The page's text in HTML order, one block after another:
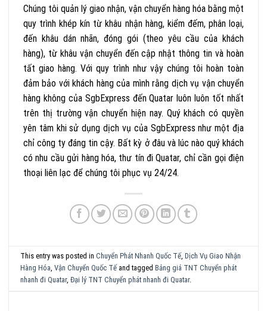
Chúng tôi quản lý giao nhận, vận chuyển hàng hóa bằng một
quy trình khép kín từ khâu nhận hàng, kiểm đếm, phân loại,
đến khâu dán nhãn, đóng gói (theo yêu cầu của khách
hàng), từ khâu vận chuyển đến cập nhật thông tin và hoàn
tất giao hàng. Với quy trình như vậy chúng tôi hoàn toàn
đảm bảo với khách hàng của mình rằng dịch vụ vận chuyển
hàng không của SgbExpress đến Quatar luôn luôn tốt nhất
trên thị trường vận chuyển hiện nay. Quý khách có quyền
yên tâm khi sử dụng dịch vụ của SgbExpress như một địa
chỉ công ty đáng tin cậy. Bất kỳ ở đâu và lúc nào quý khách
có nhu cầu gửi hàng hóa, thư tín đi Quatar, chỉ cần gọi điện
thoại liên lạc để chúng tôi phục vụ 24/24.
This entry was posted inChuyển Phát Nhanh Quốc Tế,Dịch Vụ Giao Nhận
Hàng Hóa,Vận Chuyển Quốc Tế and taggedBảng giá TNT Chuyển phát
nhanh đi Quatar,Đại lý TNT Chuyển phát nhanh đi Quatar.